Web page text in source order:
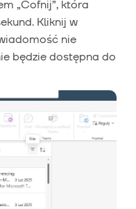
„Cofnij”, która
Kliknij w
nie
będzie dostępna do